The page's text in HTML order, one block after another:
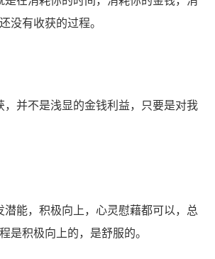
没有收获的过程。
并不是浅显的金钱利益，只要是对我
能，积极向上，心灵慰藉都可以，总
是积极向上的，是舒服的。